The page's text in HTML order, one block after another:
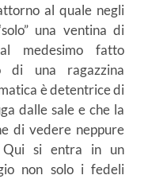
al quale negli
una ventina di
medesimo fatto
di una ragazzina
è detentrice di
dalle sale e che la
di vedere neppure
Qui si entra in un
non solo i fedeli